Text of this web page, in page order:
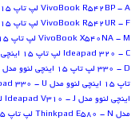
VivoBook R542BP - A
VivoBook R542UR - F
VivoBook X540NA - M
Ideapad 320 - C
330 - D لپ تاپ 15 اینچی لنوو مدل ideapad 330 -G
تاپ 15 اینچی لنوو مدل Ideapad 330 - U
اینچی لنوو مدل Ideapad V310 - J
مدل Thinkpad E580 - N